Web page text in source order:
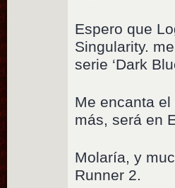
Espero que
Singularity.
serie ‘Dark
Me encanta
más, será en
Molaría, y
Runner 2.